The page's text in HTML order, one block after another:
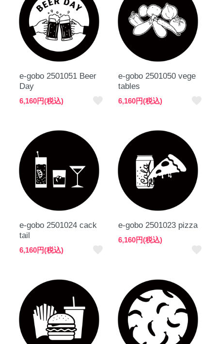
e-gobo 2501051 Beer
Day
6,160円(税込)
e-gobo 2501050 vege
tables
6,160円(税込)
e-gobo 2501024 cack
tail
6,160円(税込)
e-gobo 2501023 pizza
6,160円(税込)